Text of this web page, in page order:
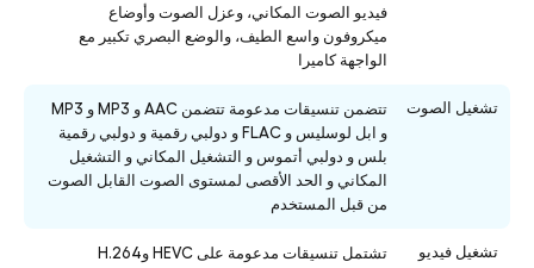
فيديو الصوت المكاني، وعزل الصوت وأوضاع
ميكروفون واسع الطيف، والوضع البصري تكبير مع
الواجهة كاميرا
تشغيل الصوت
تتضمن تنسيقات مدعومة تتضمن AAC و MP3 و MP3
و ابل لوسليس و FLAC و دولبي رقمية و دولبي رقمية
بلس و دولبي أتموس و التشغيل المكاني و التشغيل
المكاني و الحد الأقصى لمستوى الصوت القابل الصوت
من قبل المستخدم
تشغيل فيديو
تشتمل تنسيقات مدعومة على HEVC وH.264